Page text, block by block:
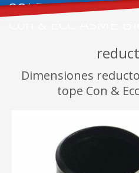
SOLDADURA A
Dimensiones
tope Con &